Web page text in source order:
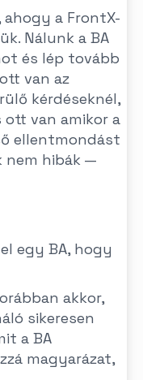
a FrontX-
Nálunk a BA
és lép tovább
van az
kérdéseknél,
ott van amikor a
ellentmondást
nem hibák —
egy BA, hogy
akkor,
sikeresen
a BA
magyarázat,